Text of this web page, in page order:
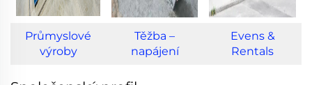
Průmyslové
výroby
Těžba –
napájení
Evens &
Rentals